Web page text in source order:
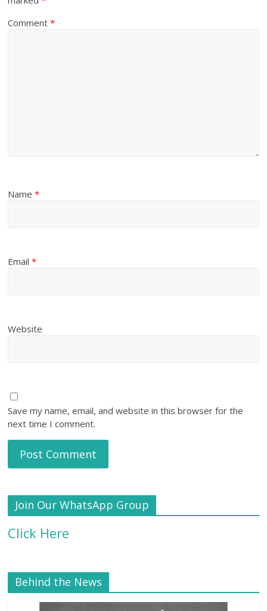
Comment*
Name*
Email*
Website
Save my name, email, and website in this browser for the
next time I comment.
Join Our WhatsApp Group
Click Here
Behind the News